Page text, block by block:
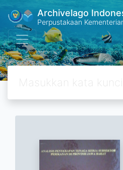
Archivelago
Perpustakaan